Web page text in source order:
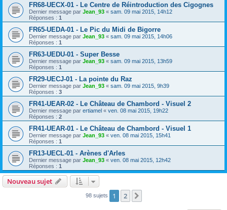
FR68-UECX-01 - Le Centre de Réintroduction des Cigognes
Dernier message par Jean_93 « sam. 09 mai 2015, 14h12
Réponses : 1
FR65-UEDA-01 - Le Pic du Midi de Bigorre
Dernier message par Jean_93 « sam. 09 mai 2015, 14h06
Réponses : 1
FR63-UEDU-01 - Super Besse
Dernier message par Jean_93 « sam. 09 mai 2015, 13h59
Réponses : 1
FR29-UECJ-01 - La pointe du Raz
Dernier message par Jean_93 « sam. 09 mai 2015, 9h39
Réponses : 3
FR41-UEAR-02 - Le Château de Chambord - Visuel 2
Dernier message par ertiamel « ven. 08 mai 2015, 19h22
Réponses : 2
FR41-UEAR-01 - Le Château de Chambord - Visuel 1
Dernier message par Jean_93 « ven. 08 mai 2015, 15h41
Réponses : 1
FR13-UECL-01 - Arènes d'Arles
Dernier message par Jean_93 « ven. 08 mai 2015, 12h42
Réponses : 1
Nouveau sujet
98 sujets 1 2